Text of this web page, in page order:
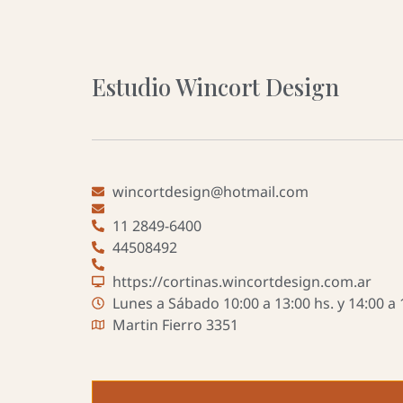
Estudio Wincort Design
wincortdesign@hotmail.com
11 2849-6400
44508492
https://cortinas.wincortdesign.com.ar
Lunes a Sábado 10:00 a 13:00 hs. y 14:00 a
Martin Fierro 3351